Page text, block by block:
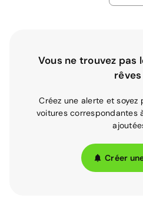
Vous ne trouvez pas
rêves
Créez une alerte et
voitures correspondantes
Créer